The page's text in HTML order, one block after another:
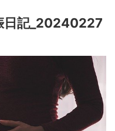
日記_20240227